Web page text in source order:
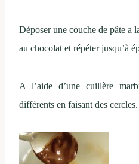
Déposer une couche de pâte a
au chocolat et répéter jusqu’à
A l’aide d’une cuillère
différents en faisant des cercles.